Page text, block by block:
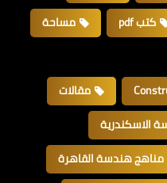
كتب pdf
مساحة
مقالات
الاسكندرية
مناهج هندسة القاهرة